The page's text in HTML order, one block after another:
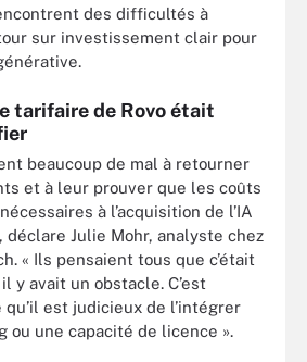
des difficultés à
sur investissement clair pour
tarifaire de Rovo était
beaucoup de mal à retourner
et à leur prouver que les coûts
à l’acquisition de l’IA
Julie Mohr, analyste chez
« Ils pensaient tous que c’était
y avait un obstacle. C’est
qu’il est judicieux de l’intégrer
ou une capacité de licence ».